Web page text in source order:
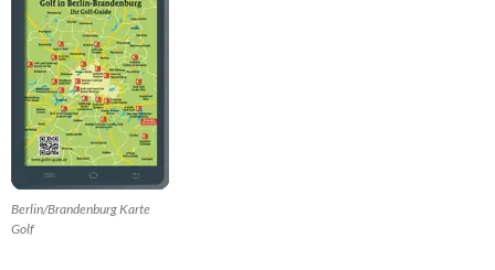
Berlin/Brandenburg Karte
Golf